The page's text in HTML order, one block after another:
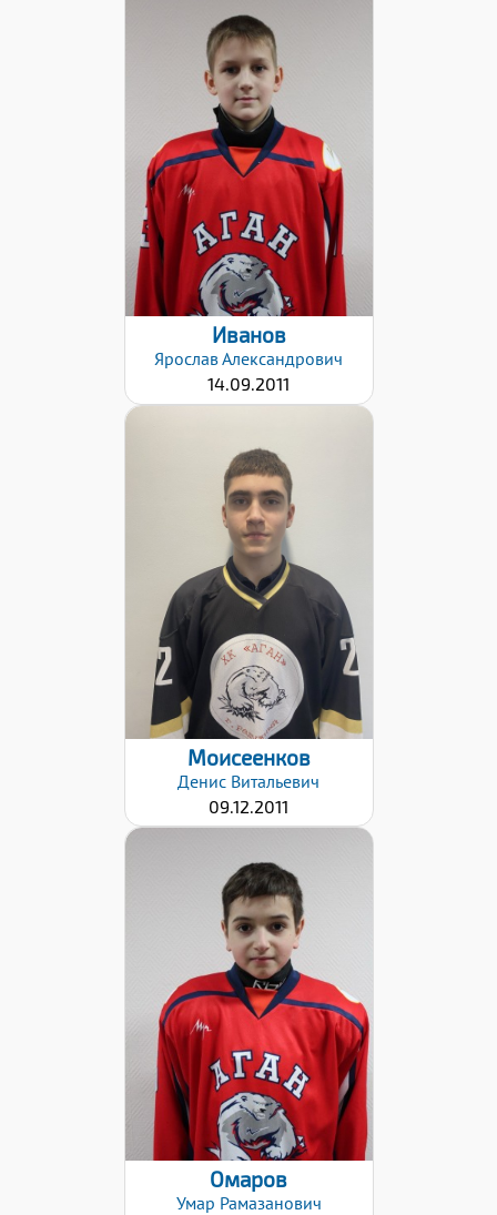
Дата заявки:
18.04.2022
Иванов
ЯрославАлександрович
14.09.2011
Хват клюшки:
Левый
Дата заявки:
18.04.2022
Моисеенков
Денис Витальевич
09.12.2011
Дата заявки:
13.04.2022
Омаров
Умар Рамазанович